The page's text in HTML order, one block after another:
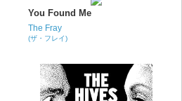
You Found Me
The Fray
(ザ・フレイ)